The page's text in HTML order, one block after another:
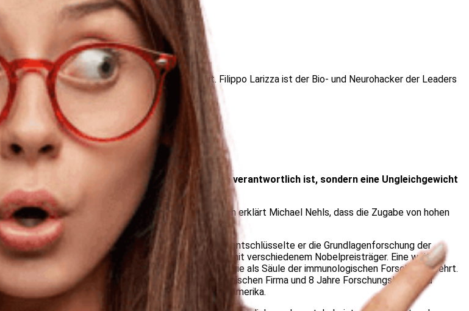
mentalen und physischen Leistungsfähigkeit. Filippo Larizza ist der Bio- und Neurohacker der Leaders
selbst für schwere Covid-Verläufe und Todesfälle verantwortlich ist, sondern eine Ungleichgewicht
Was ist der gemeinsame Nenner? Im Gespräch erklärt Michael Nehls, dass die Zugabe von hohen
bekommen, um den Faktor 25 verringert.
Immunologie. Als Grundlagenforscher entschlüsselte er die Grundlagenforschung der
Zwei seiner Forschungen veröffentlichte er mit verschiedenem Nobelpreisträger. Eine weitere
US Amerikanischen Fachverband für Immunologie als Säule der immunologischen Forschung geehrt.
war er leitender Genomforscher einer US-amerikanischen Firma und 8 Jahre Forschungsleiter und
Michael Neals 2 facher Finisher des Race Across Amerika.